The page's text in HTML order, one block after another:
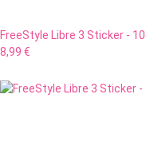
FreeStyle Libre 3 Sticker -
8,99 €